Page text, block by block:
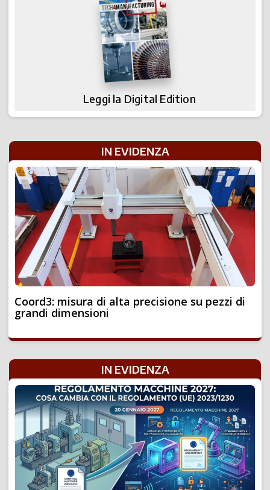
Leggi la Digital Edition
IN EVIDENZA
Coord3: misura di alta precisione su pezzi di
grandi dimensioni
IN EVIDENZA